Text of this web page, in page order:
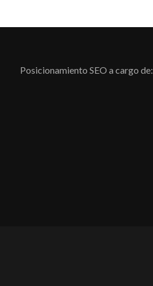
Posicionamiento SEO a cargo de: